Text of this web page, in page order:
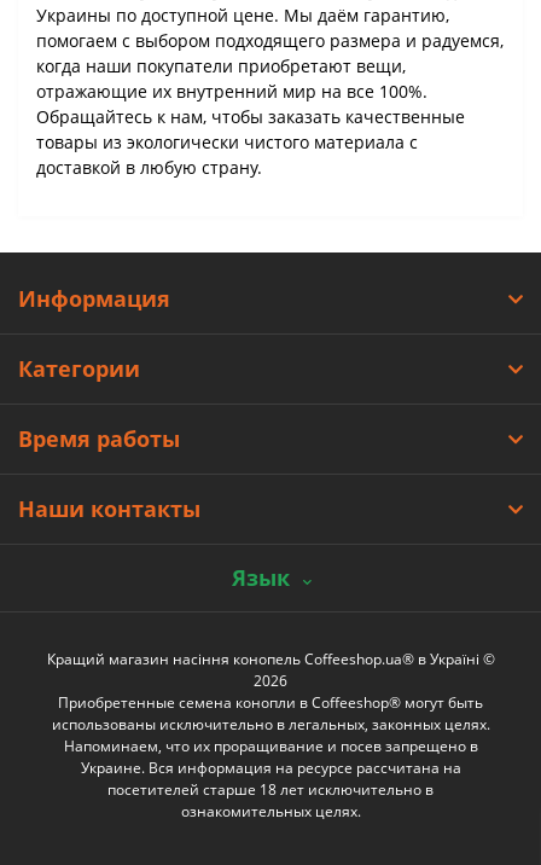
Украины по доступной цене. Мы даём гарантию,
помогаем с выбором подходящего размера и радуемся,
когда наши покупатели приобретают вещи,
отражающие их внутренний мир на все 100%.
Обращайтесь к нам, чтобы заказать качественные
товары из экологически чистого материала с
доставкой в любую страну.
Информация
Категории
Время работы
Наши контакты
Язык
Кращий магазин насіння конопель Coffeeshop.ua® в Україні ©
2026
Приобретенные семена конопли в Coffeeshop® могут быть
использованы исключительно в легальных, законных целях.
Напоминаем, что их проращивание и посев запрещено в
Украине. Вся информация на ресурсе рассчитана на
посетителей старше 18 лет исключительно в
ознакомительных целях.